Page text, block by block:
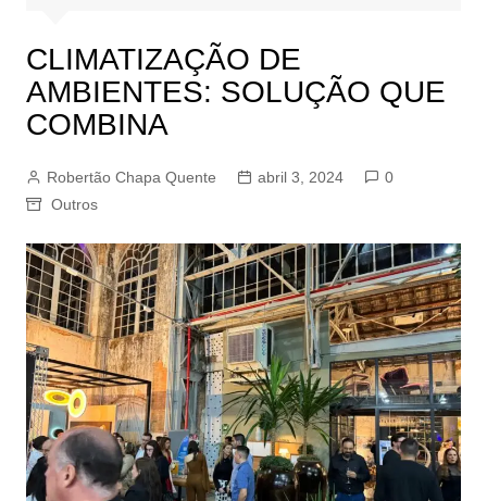
CLIMATIZAÇÃO DE
AMBIENTES: SOLUÇÃO QUE
COMBINA
Robertão Chapa Quente abril 3, 2024
0
Outros